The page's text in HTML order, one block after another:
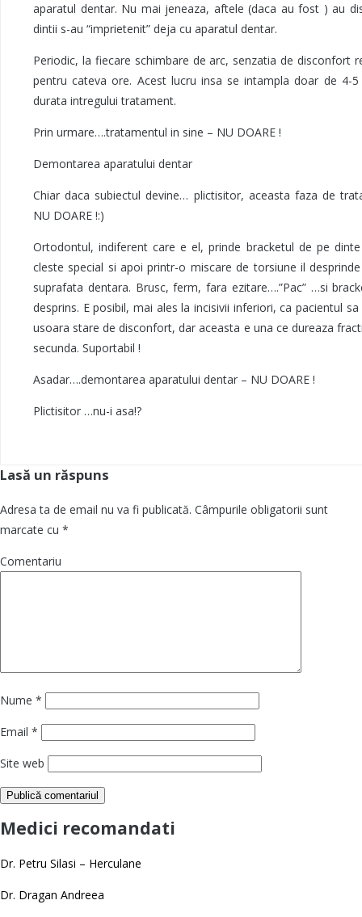
aparatul dentar. Nu mai jeneaza, aftele (daca au fost ) au
dintii s-au “imprietenit” deja cu aparatul dentar.
Periodic, la fiecare schimbare de arc, senzatia de disconfort
pentru cateva ore. Acest lucru insa se intampla doar de 4-
durata intregului tratament.
Prin urmare….tratamentul in sine – NU DOARE !
Demontarea aparatului dentar
Chiar daca subiectul devine… plictisitor, aceasta faza de
NU DOARE !:)
Ortodontul, indiferent care e el, prinde bracketul de pe
cleste special si apoi printr-o miscare de torsiune il
suprafata dentara. Brusc, ferm, fara ezitare….”Pac” …si
desprins. E posibil, mai ales la incisivii inferiori, ca pacientul
usoara stare de disconfort, dar aceasta e una ce dureaza
secunda. Suportabil !
Asadar….demontarea aparatului dentar – NU DOARE !
Plictisitor …nu-i asa!?
Lasă un răspuns
Adresa ta de email nu va fi publicată. Câmpurile obligatorii sunt
marcate cu *
Comentariu
Nume *
Email *
Site web
Medici recomandati
Dr. Petru Silasi – Herculane
Dr. Dragan Andreea